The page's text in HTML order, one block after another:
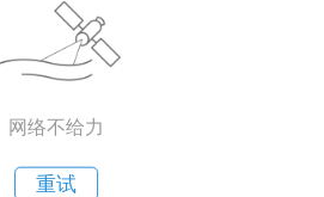
网络不给力
重试